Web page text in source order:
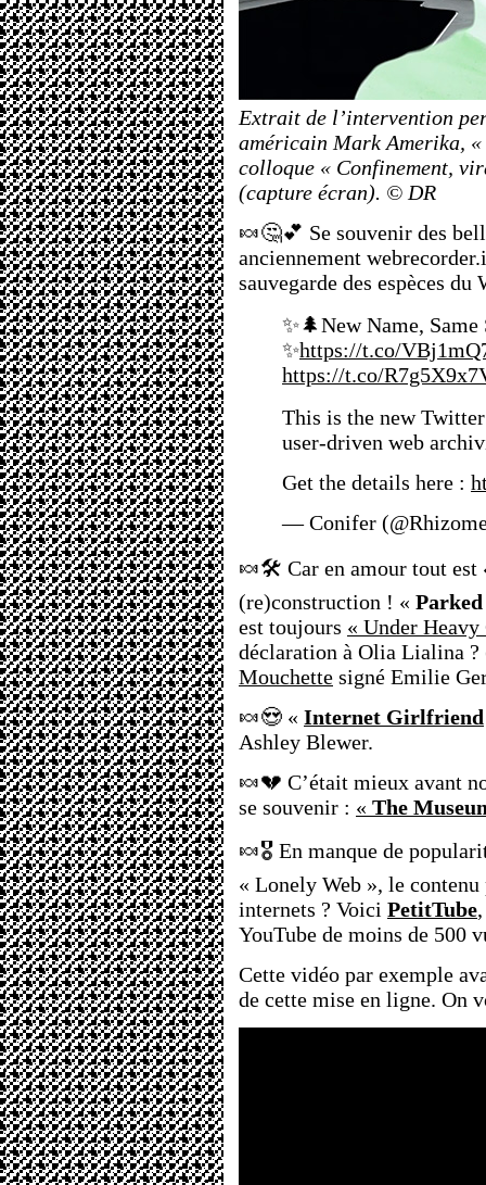
Extrait de l’intervention
américain Mark Amerika,
colloque « Confinement,
(capture écran). © DR
🍬🤔💕 Se souvenir des
anciennement
sauvegarde des espèces du
✨🌲New Name,
✨https://t.co/
https://t.co/
This is the new
user-driven web
Get the details here :
— Conifer
🍬🛠 Car en amour tout est
(re)construction ! «
est toujours « Under
déclaration à Olia Lialina
Mouchette signé Emilie
🍬😍 « Internet Girlfriend
Ashley Blewer.
🍬💔 C’était mieux avant
se souvenir : « The
🍬🎖 En manque de
« Lonely Web », le
internets ? Voici PetitTube
YouTube de moins de 500
Cette vidéo par exemple
de cette mise en ligne. On